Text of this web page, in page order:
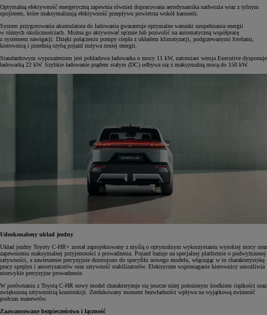
Optymalną efektywność energetyczną zapewnia również dopracowana aerodynamika nadwozia wraz z tylnym
spojlerem, które maksymalizują efektywność przepływu powietrza wokół karoserii.
System przygotowania akumulatora do ładowania gwarantuje optymalne warunki uzupełniania energii
w różnych okolicznościach. Można go aktywować ręcznie lub pozwolić na automatyczną współpracę
z systemem nawigacji. Dzięki połączeniu pompy ciepła z układem klimatyzacji, podgrzewanymi fotelami,
kierownicą i przednią szybą pojazd zużywa mniej energii.
Standardowym wyposażeniem jest pokładowa ładowarka o mocy 11 kW, natomiast wersja Executive dysponuje
ładowarką 22 kW. Szybkie ładowanie prądem stałym (DC) odbywa się z maksymalną mocą do 150 kW.
Udoskonalony układ jezdny
Układ jezdny Toyoty C-HR+ został zaprojektowany z myślą o optymalnym wykorzystaniu wysokiej mocy oraz
zapewnieniu maksymalnej przyjemności z prowadzenia. Pojazd bazuje na specjalnej platformie o podwyższonej
sztywności, a zawieszenie precyzyjnie dostrojono do specyfiki nowego modelu, włączając w to charakterystykę
pracy sprężyn i amortyzatorów oraz sztywność stabilizatorów. Elektryczne wspomaganie kierownicy umożliwia
niezwykle precyzyjne prowadzenie.
W porównaniu z Toyotą C-HR nowy model charakteryzuje się jeszcze niżej położonym środkiem ciężkości oraz
zwiększoną sztywnością konstrukcji. Zredukowany moment bezwładności wpływa na wyjątkową zwinność
podczas manewrów.
Zaawansowane bezpieczeństwo i łączność